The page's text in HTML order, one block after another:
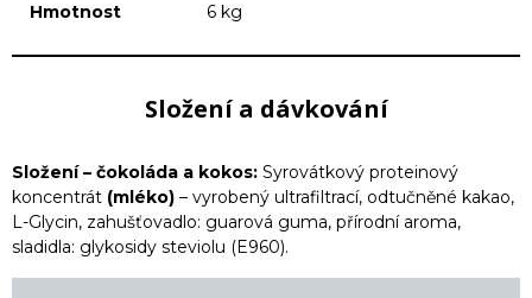
Hmotnost 6 kg
Složení a dávkování
Složení – čokoláda a kokos: Syrovátkový proteinový
koncentrát (mléko) – vyrobený ultrafiltrací, odtučněné kakao,
L-Glycin, zahušťovadlo: guarová guma, přírodní aroma,
sladidla: glykosidy steviolu (E960).